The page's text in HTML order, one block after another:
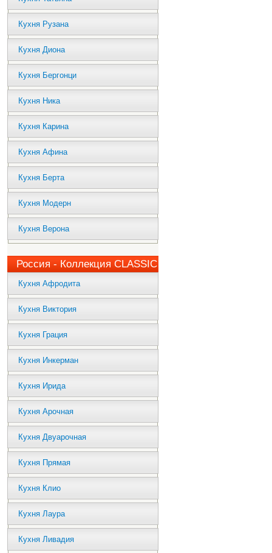
Кухня Рузана
Кухня Диона
Кухня Бергонци
Кухня Ника
Кухня Карина
Кухня Афина
Кухня Берта
Кухня Модерн
Кухня Верона
Россия - Коллекция CLASSIC
Кухня Афродита
Кухня Виктория
Кухня Грация
Кухня Инкерман
Кухня Ирида
Кухня Арочная
Кухня Двуарочная
Кухня Прямая
Кухня Клио
Кухня Лаура
Кухня Ливадия